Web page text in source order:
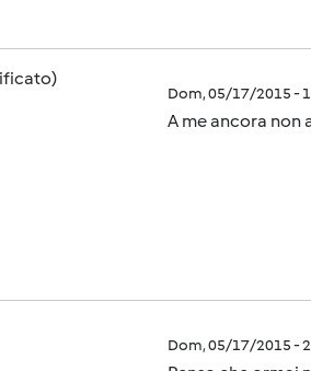
Dom, 05/17/2015 -
A me ancora non
Dom, 05/17/2015 -